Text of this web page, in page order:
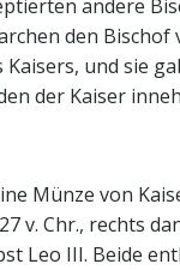
andere
den Bischof
und sie
der Kaiser
Münze von
v. Chr., rechts
Leo III. Beide